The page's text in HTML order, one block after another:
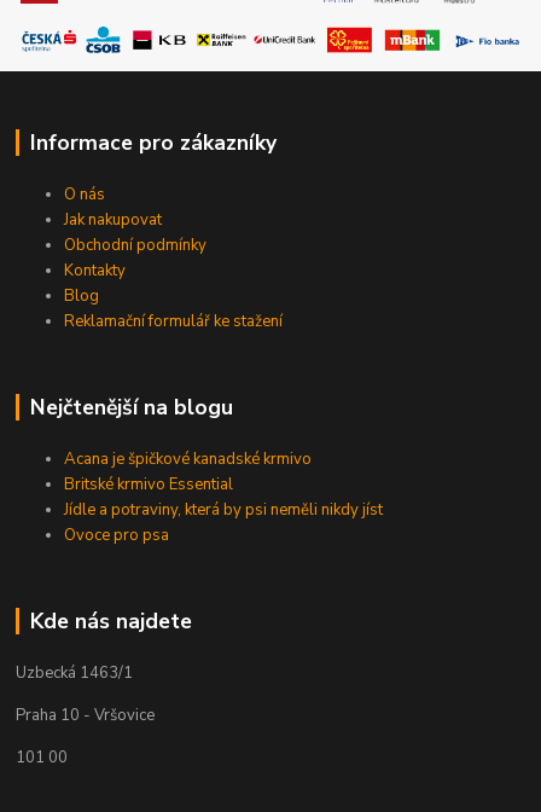
Informace pro zákazníky
O nás
Jak nakupovat
Obchodní podmínky
Kontakty
Blog
Reklamační formulář ke stažení
Nejčtenější na blogu
Acana je špičkové kanadské krmivo
Britské krmivo Essential
Jídle a potraviny, která by psi neměli nikdy jíst
Ovoce pro psa
Kde nás najdete
Uzbecká 1463/1
Praha 10 - Vršovice
101 00